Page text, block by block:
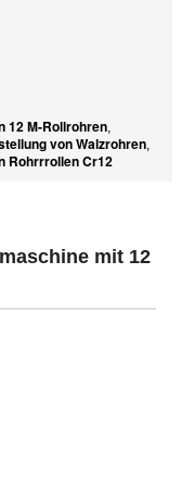
12 M-Rollrohren,
von Walzrohren,
Rohrrrollen Cr12
mit 12